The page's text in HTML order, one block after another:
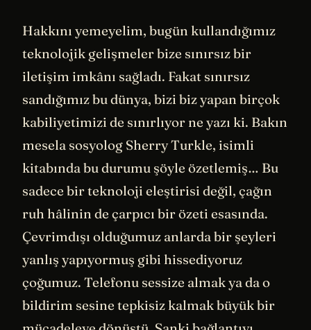
Hakkını yemeyelim, bugün kullandığımız
teknolojik gelişmeler bize sınırsız bir
iletişim imkânı sağladı. Fakat sınırsız
sandığımız bu dünya, bizi biz yapan birçok
kabiliyetimizi de sınırlıyor ne yazı ki. Bakın
mesela sosyolog Sherry Turkle, isimli
kitabında bu durumu şöyle özetlemiş… Bu
sadece bir teknoloji eleştirisi değil, çağın
ruh hâlinin de çarpıcı bir özeti esasında.
Çevrimdışı olduğumuz anlarda bir şeyleri
yanlış yapıyormuş gibi hissediyoruz
çoğumuz. Telefonu sessize almak ya da o
bildirim sesine tepkisiz kalmak büyük bir